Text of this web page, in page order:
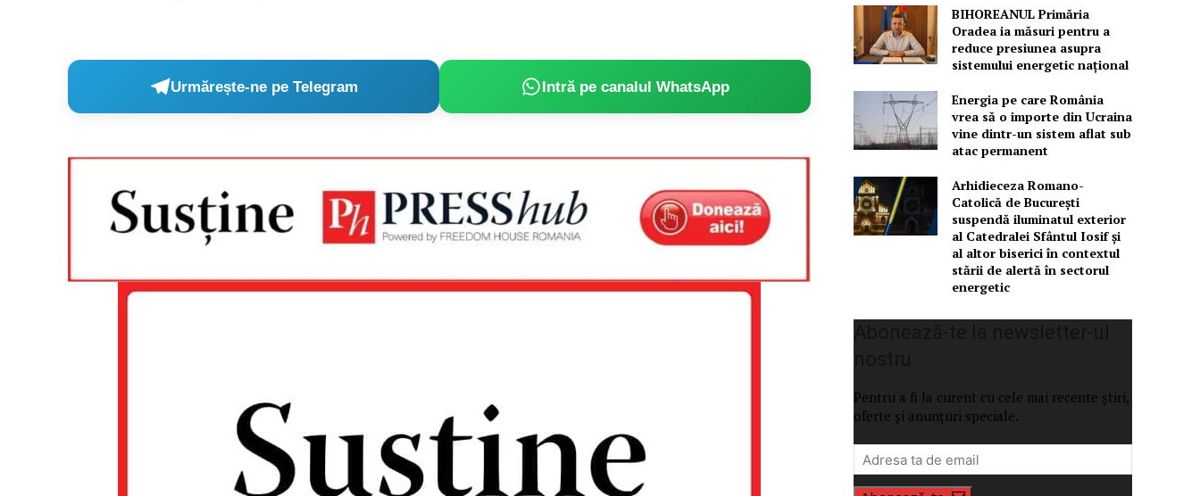
ROMÂNIA
Urmărește-ne pe Telegram Intră pe canalul WhatsApp
BIHOREANUL Primăria
Oradea ia măsuri pentru a
reduce presiunea asupra
sistemului energetic național
Energia pe care România
vrea să o importe din Ucraina
vine dintr-un sistem aflat sub
atac permanent
Arhidieceza Romano-
Catolică de București
suspendă iluminatul exterior
al Catedralei Sfântul Iosif și
al altor biserici în contextul
stării de alertă în sectorul
energetic
Pentru a fi la curent cu cele mai recente știri,
oferte și anunțuri speciale.